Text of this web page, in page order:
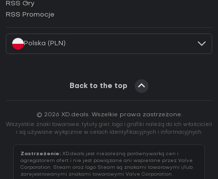
RSS Gry
RSS Promocje
Polska (PLN)
Back to the top
© 2026 XD.deals. Wszelkie prawa zastrzeżone.
Wszystkie znaki towarowe, tytuły gier, logo i grafiki należą do ich właścicieli
i są używane wyłącznie w celach identyfikacyjnych i informacyjnych.
Zastrzeżenie: XD.deals jest niezależną porównywarką cen i
agregatorem ofert i nie jest powiązane ani wspierane przez Valve
Corporation. Steam oraz logo Steam są znakami towarowymi i/lub
zarejestrowanymi znakami towarowymi Valve Corporation.